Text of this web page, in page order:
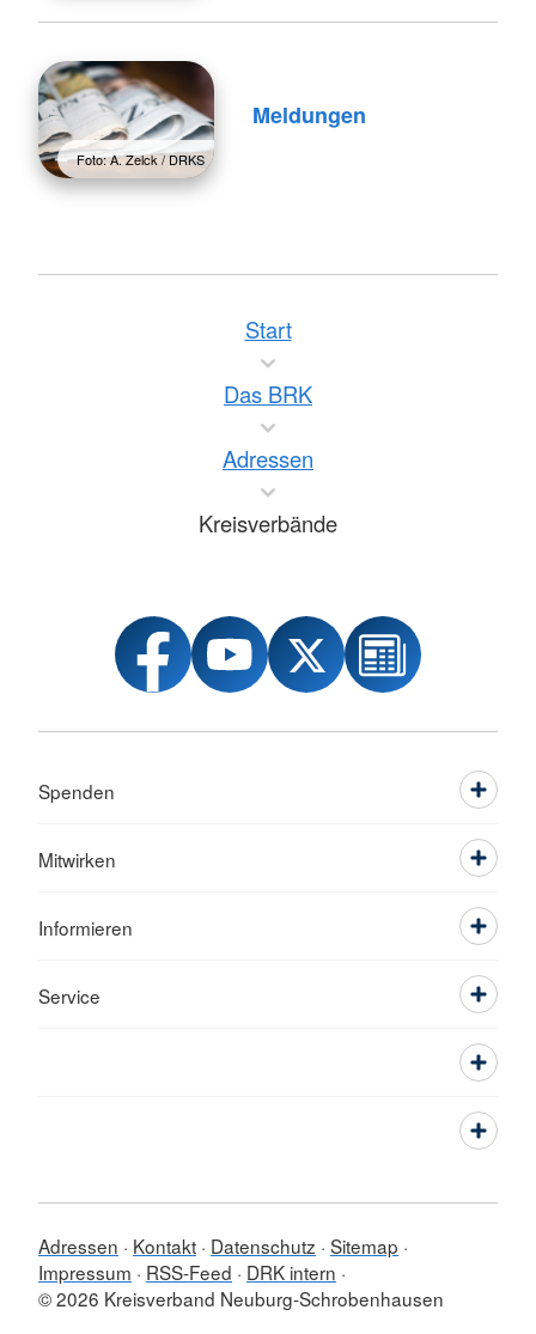
Foto: A. Zelck / DRKS
Meldungen
Start
Das BRK
Adressen
Kreisverbände
Spenden
Mitwirken
Informieren
Service
Adressen Kontakt Datenschutz Sitemap
Impressum
RSS-Feed
DRK intern
© 2026 Kreisverband Neuburg-Schrobenhausen